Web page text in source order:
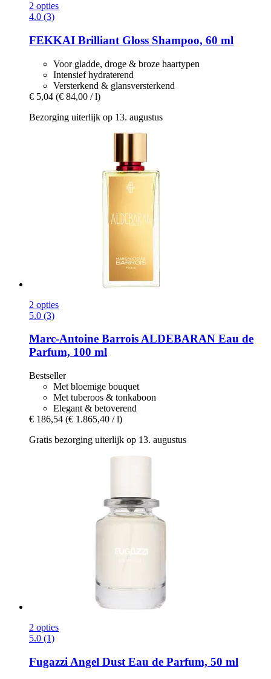
2 opties
4.0 (3)
FEKKAI Brilliant Gloss Shampoo, 60 ml
Voor gladde, droge & broze haartypen
Intensief hydraterend
Versterkend & glansversterkend
€ 5,04 (€ 84,00 / l)
Bezorging uiterlijk op 13. augustus
2 opties
5.0 (3)
Marc-Antoine BarroisALDEBARAN Eau de
Parfum, 100 ml
Bestseller
Met bloemige bouquet
Met tuberoos & tonkaboon
Elegant & betoverend
€ 186,54 (€ 1.865,40 / l)
Gratis bezorging uiterlijk op 13. augustus
2 opties
5.0 (1)
Fugazzi Angel Dust Eau de Parfum, 50 ml